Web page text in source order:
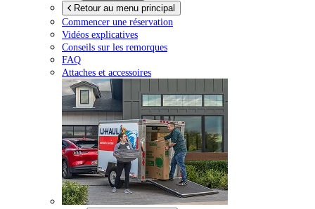
Retour au menu principal
Commencer une réservation
Vidéos explicatives
Conseils sur les remorques
FAQ
Attaches et accessoires